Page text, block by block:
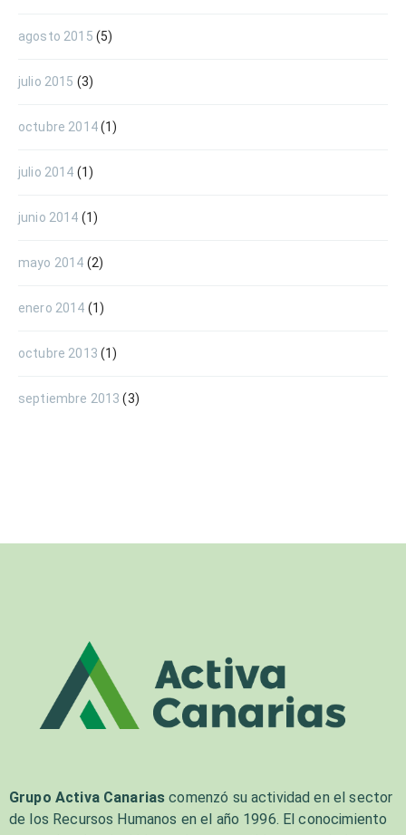
agosto 2015 (5)
julio 2015 (3)
octubre 2014(1)
julio 2014 (1)
junio 2014 (1)
mayo 2014 (2)
enero 2014 (1)
octubre 2013 (1)
septiembre 2013 (3)
Grupo Activa Canarias comenzó su actividad en el sector
de los Recursos Humanos en el año 1996. El conocimiento